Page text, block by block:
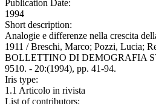
Publication Date:
1994
Short description:
Analogie e differenze nella crescita
1911 / Breschi, Marco; Pozzi, Lucia;
BOLLETTINO DI DEMOGRAFIA
9510. - 20:(1994), pp. 41-94.
Iris type:
1.1 Articolo in rivista
List of contributors: